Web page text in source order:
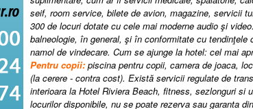
seif, room service, bilete de avion, magazine, servicii
300 de locuri dotate cu cele mai moderne audio şi
balneologie, în general, şi în conformitate cu
namol de vindecare. Cum se ajunge la hotel: cel mai
Pentru copii: piscina pentru copii, camera de joaca,
(la cerere - contra cost). Există servicii regulate de
interioara la Hotel Riviera Beach, fitness, sezlonguri si
locurilor disponibile, nu se poate rezerva sau garanta